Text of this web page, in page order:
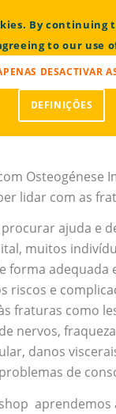
Portuguesa
Imperfeita
Osteogénese
lidar com as
procurar ajuda e
muitos
forma adequada
riscos e
fraturas como
nervos,
danos
de
aprendemos
By continuing
to our use
DESACTIVAR
DEFINIÇÕES